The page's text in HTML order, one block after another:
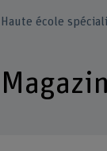
Haute école